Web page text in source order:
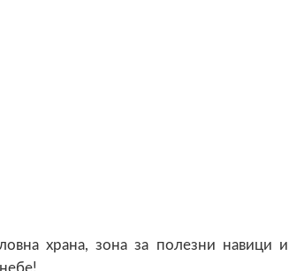
храна, зона за полезни навици и